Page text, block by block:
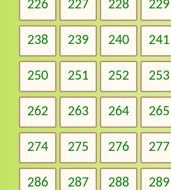
226 227 228 229
238 239 240 241
250 251 252 253
262 263 264 265
274 275 276 277
286 287 288 289